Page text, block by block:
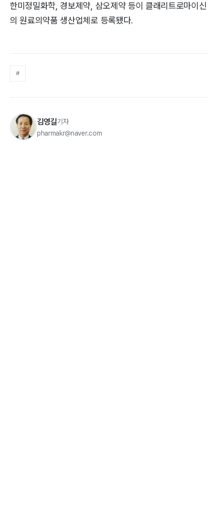
한미정밀화학, 경보제약, 삼오제약 등이 클래리트로마이신
의 원료의약품 생산업체로 등록됐다.
#
김영길기자
pharmakr@naver.com